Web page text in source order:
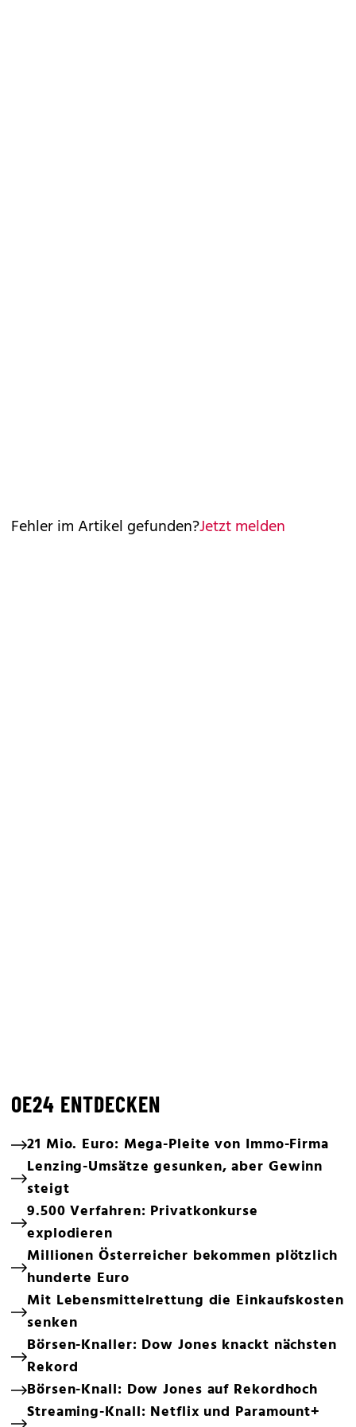
Fehler im Artikel gefunden?Jetzt melden
OE24 ENTDECKEN
21 Mio. Euro: Mega-Pleite von Immo-Firma
Lenzing-Umsätze gesunken, aber Gewinn
steigt
9.500 Verfahren: Privatkonkurse
explodieren
Millionen Österreicher bekommen plötzlich
hunderte Euro
Mit Lebensmittelrettung die Einkaufskosten
senken
Börsen-Knaller: Dow Jones knackt nächsten
Rekord
Börsen-Knall: Dow Jones auf Rekordhoch
Streaming-Knall: Netflix und Paramount+